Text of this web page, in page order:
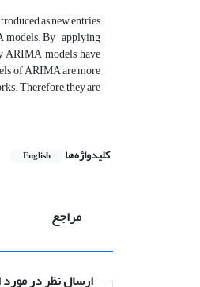
as new entries
models. By applying
ARIMA models have
of ARIMA are more
Therefore, they are
کلیدواژه‌ها English
مراجع
ارسال نظر در مورد